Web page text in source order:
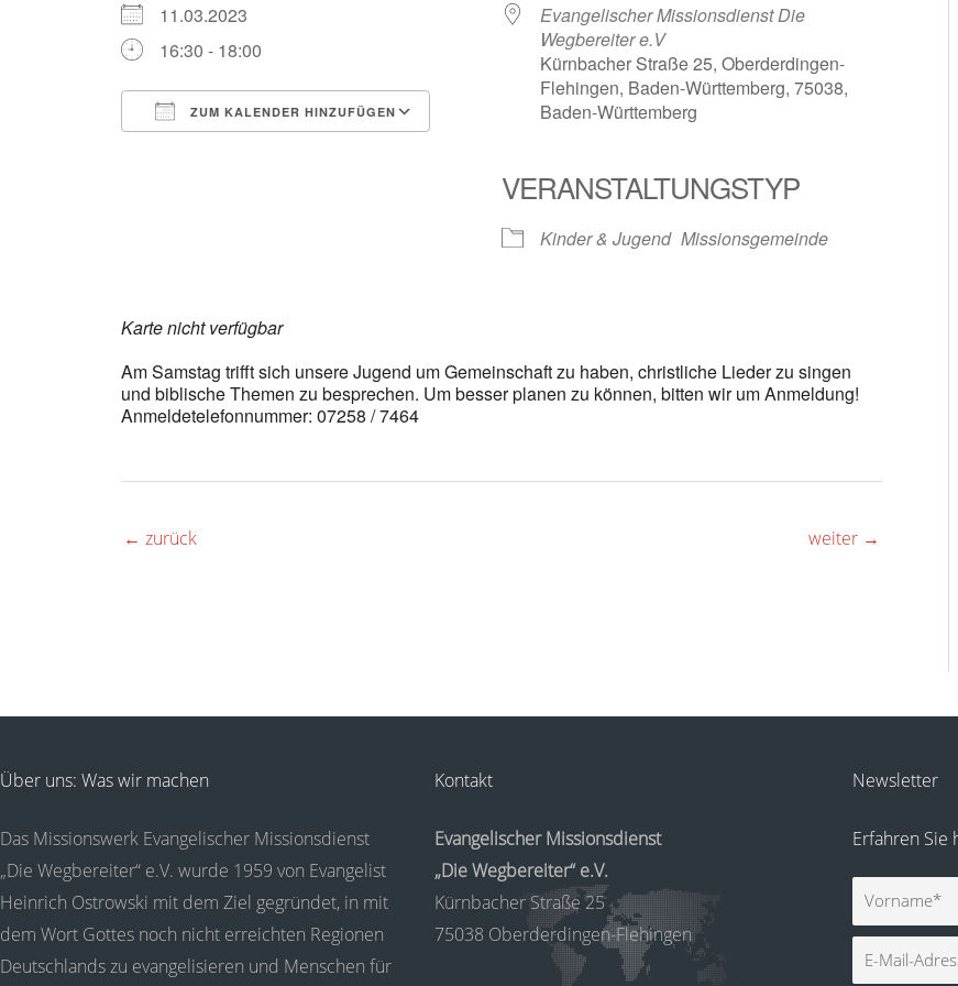
11.03.2023
16:30 - 18:00
ZUM KALENDER HINZUFÜGEN
Evangelischer Missionsdienst Die
Wegbereiter e.V
Kürnbacher Straße 25, Oberderdingen-
Flehingen, Baden-Württemberg, 75038,
Baden-Württemberg
VERANSTALTUNGSTYP
Kinder & Jugend Missionsgemeinde
Karte nicht verfügbar
Am Samstag trifft sich unsere Jugend um Gemeinschaft zu haben, christliche Lieder zu singen
und biblische Themen zu besprechen. Um besser planen zu können, bitten wir um Anmeldung!
Anmeldetelefonnummer: 07258 / 7464
← zurück weiter →
Über uns: Was wir machen
Das Missionswerk Evangelischer Missionsdienst
„Die Wegbereiter“ e.V. wurde 1959 von Evangelist
Heinrich Ostrowski mit dem Ziel gegründet, in mit
dem Wort Gottes noch nicht erreichten Regionen
Deutschlands zu evangelisieren und Menschen für
Kontakt
Evangelischer Missionsdienst
„Die Wegbereiter“ e.V.
Kürnbacher Straße 25
75038 Oberderdingen-Flehingen
Newsletter
Erfahren Sie
Vorname
E-